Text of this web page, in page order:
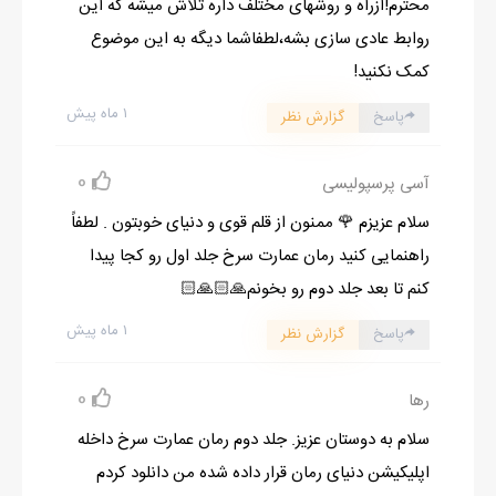
و ارسال کرد..رنگ نگاه سعید عوض شد. ریز اخمی روی صورتش نشاند
و گوشی را خاموش در جیبش قرار داد. بی آن که نگاهی به نگاه های
منتظر دخترک بیندازد..
راحتی ایوان، در انتظار شروع مراسم تولد سپیده نشسته بودند. نگین
کیک را با شمع های رویش آورد و نیلو اسپیکر را روشن کرد. بقیه هم
کف زنان همراهی کردند. به جز احسان که فقط نظاره گر این معرکه
کوچک بود! سرد و توخالی! بی حس و بی حال! گویی میان نزدیک
ترین کسان زندگی اش، غریبه ای بی ربط بود.
را در دست گرفته بود و یک درمیان به او نگاه می کرد. باز هم دل
روزگار می گذراند؟!
شمع ها فوت شد و هدیه ها داده شد. سپیده در میان هدیه های گران
محترم!ازراه و روشهای مختلف داره تلاش میشه که این
روابط عادی سازی بشه،لطفاشما دیگه به این موضوع
کمک نکنید!
۱ ماه پیش پاسخ گزارش نظر
آسی پرسپولیسی 0
سلام عزیزم 🌹 ممنون از قلم قوی و دنیای خوبتون . لطفاً
راهنمایی کنید رمان عمارت سرخ جلد اول رو کجا پیدا
کنم تا بعد جلد دوم رو بخونم🙏🏻🙏🏻
۱ ماه پیش پاسخ گزارش نظر
رها 0
سلام به دوستان عزیز. جلد دوم رمان عمارت سرخ داخله
اپلیکیشن دنیای رمان قرار داده شده من دانلود کردم